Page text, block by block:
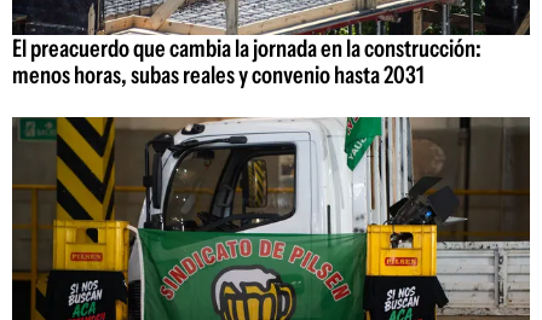
El preacuerdo que cambia la jornada en la construcción:
menos horas, subas reales y convenio hasta 2031